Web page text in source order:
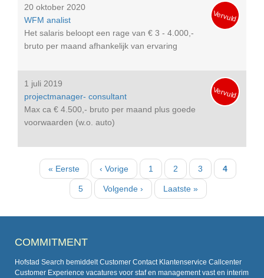
Vervuld
20 oktober 2020
WFM analist
Het salaris beloopt een rage van € 3 - 4.000,-
bruto per maand afhankelijk van ervaring
Vervuld
1 juli 2019
projectmanager- consultant
Max ca € 4.500,- bruto per maand plus goede
voorwaarden (w.o. auto)
PaginatieEerste
pagina
« Eerste
Vorige
pagina
‹ Vorige Pagina
1 Pagina
2 Pagina
3
Huidige
pagina
4
Pagina
5
Volgende
pagina
Volgende ›
Laatste
pagina
Laatste »
COMMITMENT
Hofstad Search bemiddelt Customer Contact Klantenservice Callcenter
Customer Experience vacatures voor staf en management vast en interim